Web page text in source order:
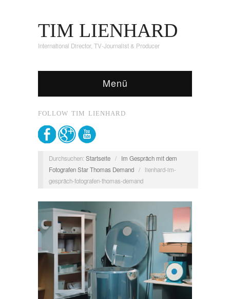
TIM LIENHARD
International Director, TV-Journalist & Producer
Menü
FOLLOW TIM LIENHARD
Durchsuchen: Startseite /
Im Gespräch mit dem
Fotografen Star Thomas Demand /
lienhard-im-
gespräch-fotografen-thomas-demand